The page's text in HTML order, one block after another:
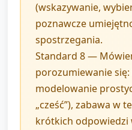
(wskazywanie,
poznawcze
spostrzegania.
Standard 8 —
porozumiewanie
modelowanie
„cześć”), zabawa w
krótkich odpowiedzi